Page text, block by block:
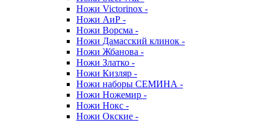
Ножи Victorinox -
Ножи АиР -
Ножи Ворсма -
Ножи Дамасский клинок -
Ножи Жбанова -
Ножи Златко -
Ножи Кизляр -
Ножи наборы СЕМИНА -
Ножи Ножемир -
Ножи Нокс -
Ножи Окские -